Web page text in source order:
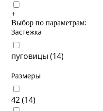
+
Выбор по параметрам:
Застежка
пуговицы (14)
Размеры
42 (14)